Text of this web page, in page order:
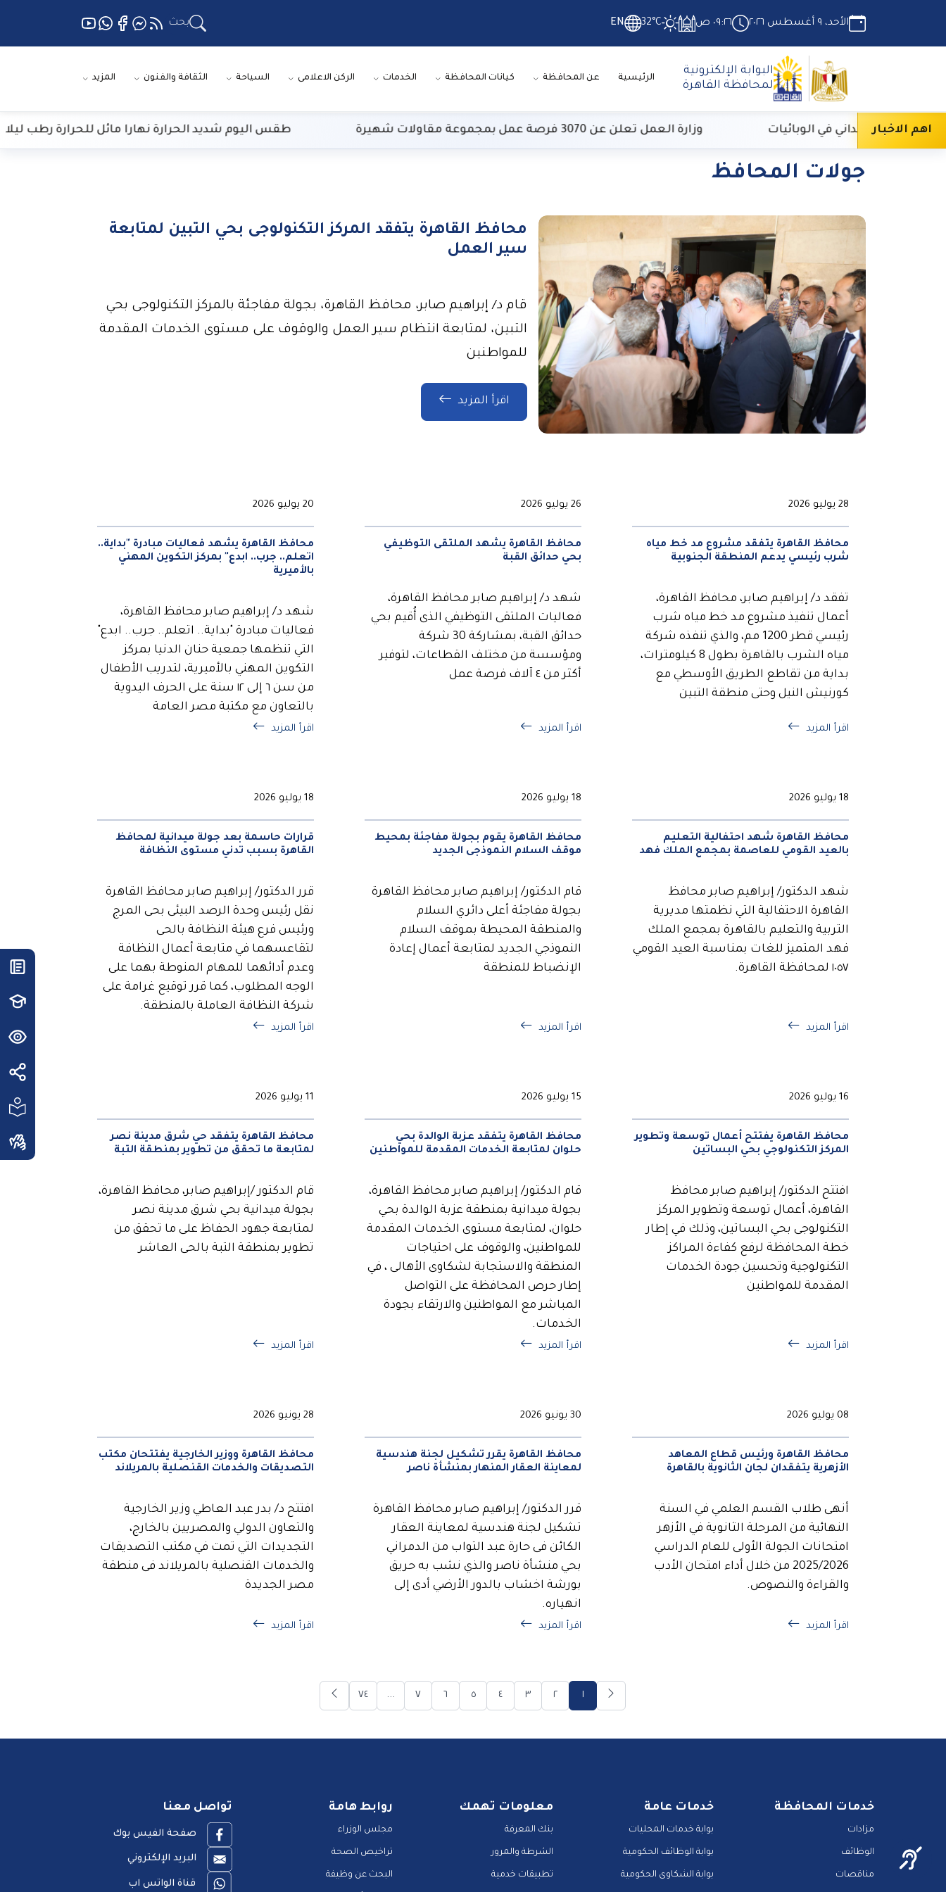
الأحد، ٩ أغسطس ٢٠٢٦ ٠٩:٢٦ ص 32°C
EN بحث
البوابة الإلكترونية
لمحافظة القاهرة
الرئيسية عن المحافظة كيانات المحافظة الخدمات الركن الاعلامى السياحة الثقافة والفنون المزيد
اهم الاخبار
الميداني في الوبائيات وزارة العمل تعلن عن 3070 فرصة عمل بمجموعة مقاولات شهيرة طقس اليوم شديد الحرارة نهارا مائل للحرارة رطب ليلا
جولات المحافظ
محافظ القاهرة يتفقد المركز التكنولوجى بحي التبين لمتابعة
سير العمل
قام د/ إبراهيم صابر، محافظ القاهرة، بجولة مفاجئة بالمركز التكنولوجى بحي
التبين، لمتابعة انتظام سير العمل والوقوف على مستوى الخدمات المقدمة
للمواطنين
اقرأ المزيد
28 يوليو 2026
محافظ القاهرة يتفقد مشروع مد خط مياه
شرب رئيسي يدعم المنطقة الجنوبية
تفقد د/ إبراهيم صابر، محافظ القاهرة،
أعمال تنفيذ مشروع مد خط مياه شرب
رئيسي قطر 1200 مم، والذي تنفذه شركة
مياه الشرب بالقاهرة بطول 8 كيلومترات،
بداية من تقاطع الطريق الأوسطي مع
كورنيش النيل وحتى منطقة التبين
اقرأ المزيد
26 يوليو 2026
محافظ القاهرة يشهد الملتقى التوظيفي
بحي حدائق القبة
شهد د/ إبراهيم صابر محافظ القاهرة،
فعاليات الملتقى التوظيفي الذى أُقيم بحي
حدائق القبة، بمشاركة 30 شركة
ومؤسسة من مختلف القطاعات، لتوفير
أكثر من ٤ آلاف فرصة عمل
اقرأ المزيد
20 يوليو 2026
محافظ القاهرة يشهد فعاليات مبادرة "بداية..
اتعلم.. جرب.. ابدع" بمركز التكوين المهني
بالأميرية
شهد د/ إبراهيم صابر محافظ القاهرة،
فعاليات مبادرة "بداية.. اتعلم.. جرب.. ابدع"
التي تنظمها جمعية حنان الدنيا بمركز
التكوين المهني بالأميرية، لتدريب الأطفال
من سن ٦ إلى ١٢ سنة على الحرف اليدوية
بالتعاون مع مكتبة مصر العامة
اقرأ المزيد
18 يوليو 2026
محافظ القاهرة شهد احتفالية التعليم
بالعيد القومي للعاصمة بمجمع الملك فهد
شهد الدكتور/ إبراهيم صابر محافظ
القاهرة الاحتفالية التي نظمتها مديرية
التربية والتعليم بالقاهرة بمجمع الملك
فهد المتميز للغات بمناسبة العيد القومي
١٠٥٧ لمحافظة القاهرة.
اقرأ المزيد
18 يوليو 2026
محافظ القاهرة يقوم بجولة مفاجئة بمحيط
موقف السلام النموذجى الجديد
قام الدكتور/ إبراهيم صابر محافظ القاهرة
بجولة مفاجئة أعلى دائري السلام
والمنطقة المحيطة بموقف السلام
النموذجي الجديد لمتابعة أعمال إعادة
الإنضباط للمنطقة
اقرأ المزيد
18 يوليو 2026
قرارات حاسمة بعد جولة ميدانية لمحافظ
القاهرة بسبب تدني مستوى النظافة
قرر الدكتور/ إبراهيم صابر محافظ القاهرة
نقل رئيس وحدة الرصد البيئى بحى المرج
ورئيس فرع هيئة النظافة بالحى
لتقاعسهما في متابعة أعمال النظافة
وعدم أدائهما للمهام المنوطة بهما على
الوجه المطلوب، كما قرر توقيع غرامة على
شركة النظافة العاملة بالمنطقة.
اقرأ المزيد
16 يوليو 2026
محافظ القاهرة يفتتح أعمال توسعة وتطوير
المركز التكنولوجي بحي البساتين
افتتح الدكتور/ إبراهيم صابر محافظ
القاهرة، أعمال توسعة وتطوير المركز
التكنولوجى بحي البساتين، وذلك في إطار
خطة المحافظة لرفع كفاءة المراكز
التكنولوجية وتحسين جودة الخدمات
المقدمة للمواطنين
اقرأ المزيد
15 يوليو 2026
محافظ القاهرة يتفقد عزبة الوالدة بحي
حلوان لمتابعة الخدمات المقدمة للمواطنين
قام الدكتور/ إبراهيم صابر محافظ القاهرة،
بجولة ميدانية بمنطقة عزبة الوالدة بحي
حلوان، لمتابعة مستوى الخدمات المقدمة
للمواطنين، والوقوف على احتياجات
المنطقة والاستجابة لشكاوى الأهالى ، في
إطار حرص المحافظة على التواصل
المباشر مع المواطنين والارتقاء بجودة
الخدمات.
اقرأ المزيد
11 يوليو 2026
محافظ القاهرة يتفقد حي شرق مدينة نصر
لمتابعة ما تحقق من تطوير بمنطقة التبة
قام الدكتور /إبراهيم صابر، محافظ القاهرة،
بجولة ميدانية بحي شرق مدينة نصر
لمتابعة جهود الحفاظ على ما تحقق من
تطوير بمنطقة التبة بالحى العاشر
اقرأ المزيد
08 يوليو 2026
محافظ القاهرة ورئيس قطاع المعاهد
الأزهرية يتفقدان لجان الثانوية بالقاهرة
أنهى طلاب القسم العلمي في السنة
النهائية من المرحلة الثانوية في الأزهر
امتحانات الجولة الأولى للعام الدراسي
2025/2026 من خلال أداء امتحان الأدب
والقراءة والنصوص.
اقرأ المزيد
30 يونيو 2026
محافظ القاهرة يقرر تشكيل لجنة هندسية
لمعاينة العقار المنهار بمنشأة ناصر
قرر الدكتور/ إبراهيم صابر محافظ القاهرة
تشكيل لجنة هندسية لمعاينة العقار
الكائن فى حارة عبد التواب من الدمراني
بحي منشأة ناصر والذي نشب به حريق
بورشة اخشاب بالدور الأرضي أدى إلى
انهياره.
اقرأ المزيد
28 يونيو 2026
محافظ القاهرة ووزير الخارجية يفتتحان مكتب
التصديقات والخدمات القنصلية بالمريلاند
افتتح د/ بدر عبد العاطي وزير الخارجية
والتعاون الدولي والمصريين بالخارج،
التجديدات التي تمت في مكتب التصديقات
والخدمات القنصلية بالمريلاند فى منطقة
مصر الجديدة
اقرأ المزيد
١ ٢ ٣ ٤ ٥ ٦ ٧ ... ٧٤
خدمات المحافظة
مزادات
الوظائف
مناقصات
خدمات عامة
بوابة خدمات المحليات
بوابة الوظائف الحكومية
بوابة الشكاوى الحكومية
معلومات تهمك
بنك المعرفة
الشرطة والمرور
تطبيقات خدمية
روابط هامة
مجلس الوزراء
تراخيص الصحة
البحث عن وظيفة
تواصل معنا
صفحة الفيس بوك
البريد الإلكتروني
قناة الواتس اب